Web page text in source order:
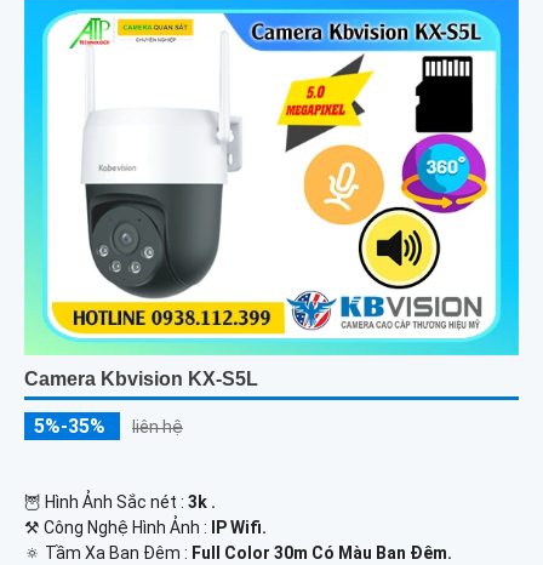
Camera Kbvision KX-S5L
5%-35% liên hệ
🦉 Hình Ảnh Sắc nét : 3k .
⚒ Công Nghệ Hình Ảnh :
IP Wifi.
🔅 Tầm Xa Ban Đêm : Full Color 30m Có Màu Ban Ðêm.